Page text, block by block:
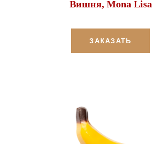
Вишня, Mona Lisa
ЗАКАЗАТЬ